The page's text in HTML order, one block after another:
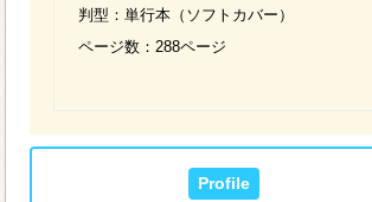
判型：単行本（ソフトカバー）
ページ数：288ページ